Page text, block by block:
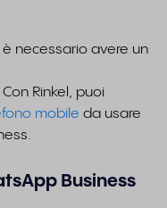
è necessario avere un
Rinkel, puoi
mobile da usare
Business